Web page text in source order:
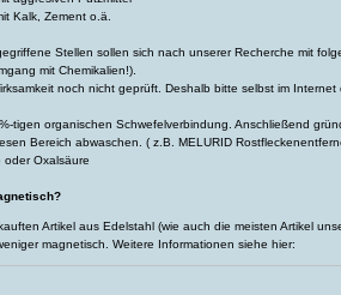
Kalk, Zement o.ä.
Stellen sollen sich nach unserer Recherche mit
mit Chemikalien!).
noch nicht geprüft. Deshalb bitte selbst im
tigen organischen Schwefelverbindung. Anschließend
Bereich abwaschen. ( z.B. MELURID
oder Oxalsäure
Artikel aus Edelstahl (wie auch die meisten Artikel
magnetisch. Weitere Informationen siehe hier: